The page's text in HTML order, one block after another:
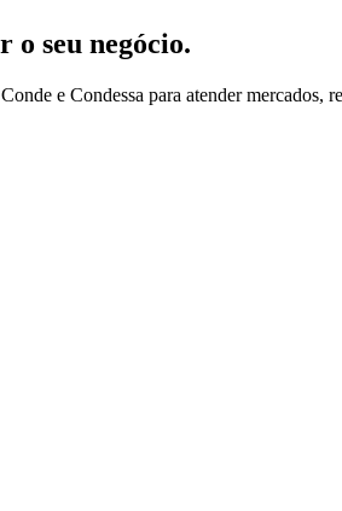
o seu negócio.
e Condessa para atender mercados,